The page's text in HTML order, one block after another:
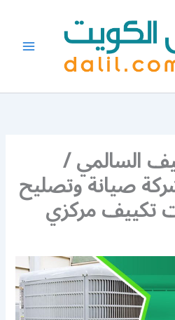
السالمي /
/ شركة صيانة وتصليح
تكييف مركزي